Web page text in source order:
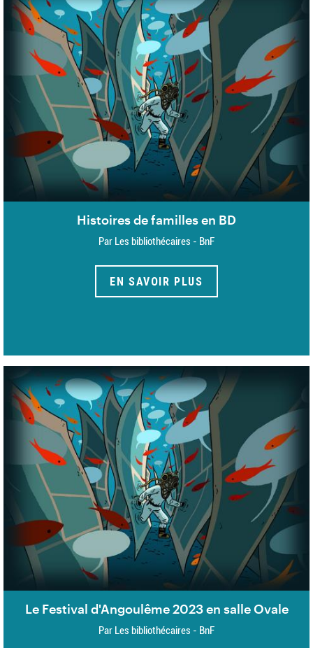
Histoires de familles en BD
Par Les bibliothécaires - BnF
EN SAVOIR PLUS
Le Festival d'Angoulême 2023 en salle Ovale
Par Les bibliothécaires - BnF